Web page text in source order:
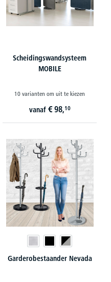
Scheidingswandsysteem
MOBILE
10 varianten om uit te kiezen
vanaf € 98,10
Garderobestaander Nevada